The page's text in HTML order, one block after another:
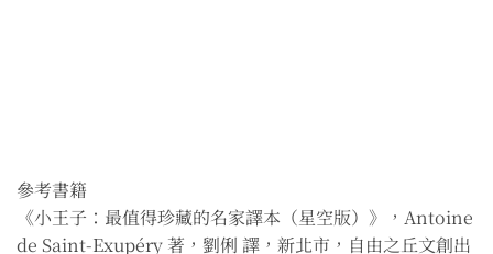
參考書籍
《小王子：最值得珍藏的名家譯本（星空版）》，Antoine
de Saint-Exupéry 著，劉俐 譯，新北市，自由之丘文創出